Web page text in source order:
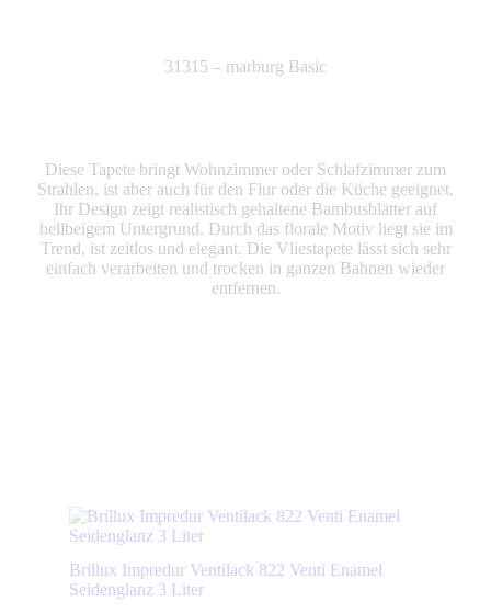
31315 – marburg Basic
Diese Tapete bringt Wohnzimmer oder Schlafzimmer zum
Strahlen, ist aber auch für den Flur oder die Küche geeignet.
Ihr Design zeigt realistisch gehaltene Bambusblätter auf
hellbeigem Untergrund. Durch das florale Motiv liegt sie im
Trend, ist zeitlos und elegant. Die Vliestapete lässt sich sehr
einfach verarbeiten und trocken in ganzen Bahnen wieder
entfernen.
Brillux Impredur Ventilack 822 Venti Enamel
Seidenglanz 3 Liter